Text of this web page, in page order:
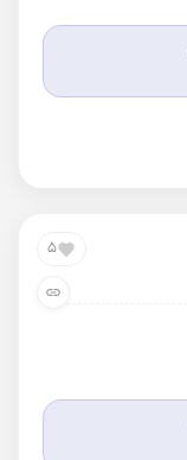
5